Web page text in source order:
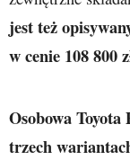
jest też
w cenie 108 800
Osobowa
trzech